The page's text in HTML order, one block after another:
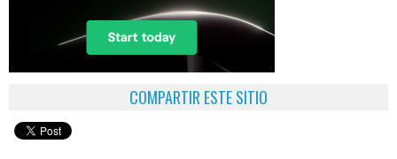
COMPARTIR ESTE SITIO